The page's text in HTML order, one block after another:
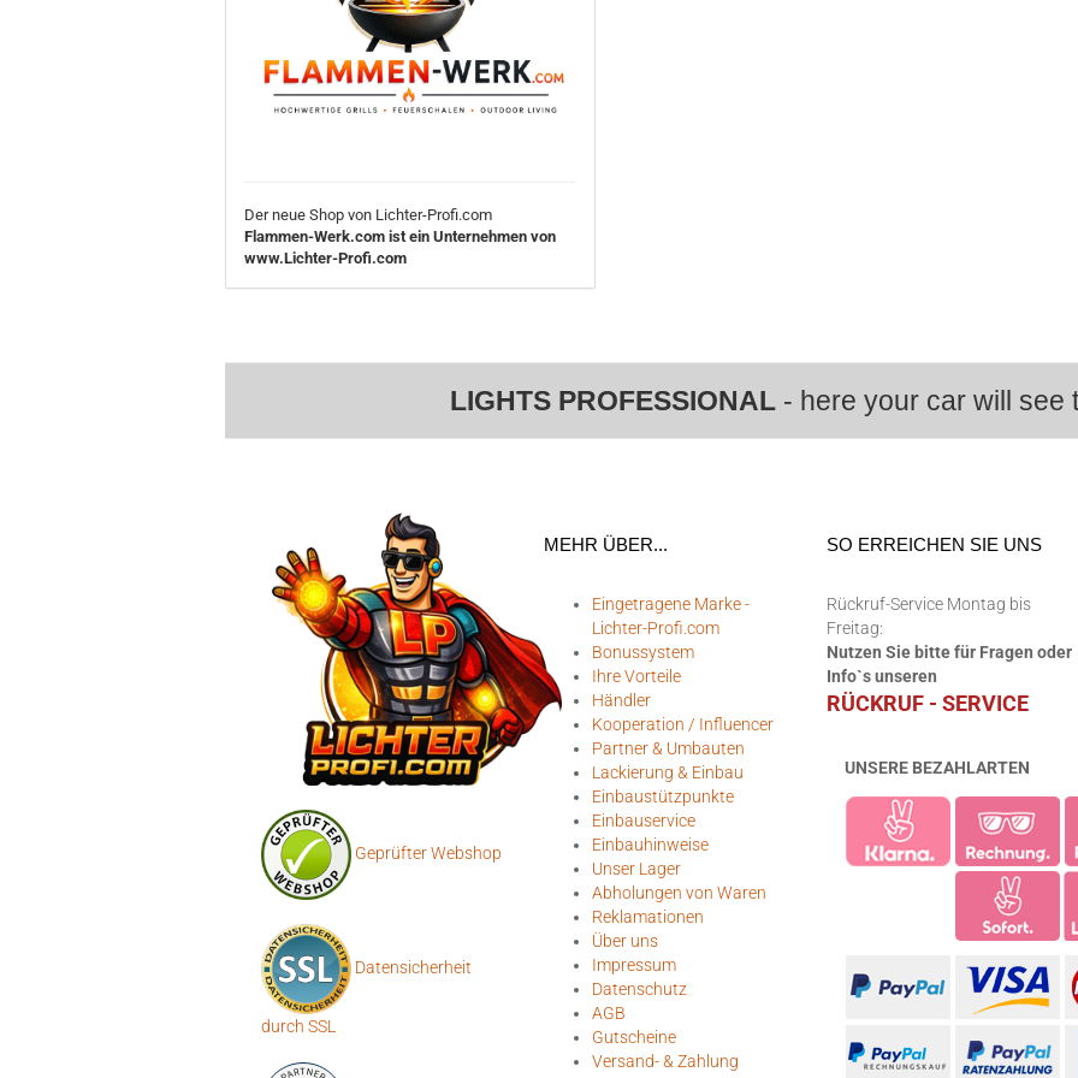
Der neue Shop von Lichter-Profi.com
Flammen-Werk.com ist ein Unternehmen von
www.Lichter-Profi.com
LIGHTS PROFESSIONAL- here your car will see
Geprüfter Webshop
Datensicherheit
durch SSL
MEHR ÜBER...
Eingetragene Marke -
Lichter-Profi.com
Bonussystem
Ihre Vorteile
Händler
Kooperation / Influencer
Partner & Umbauten
Lackierung & Einbau
Einbaustützpunkte
Einbauservice
Einbauhinweise
Unser Lager
Abholungen von Waren
Reklamationen
Über uns
Impressum
Datenschutz
AGB
Gutscheine
Versand- & Zahlung
SO ERREICHEN SIE UNS
Rückruf-Service Montag bis
Freitag:
Nutzen Sie bitte für Fragen oder
Info`s unseren
RÜCKRUF - SERVICE
UNSERE BEZAHLARTEN